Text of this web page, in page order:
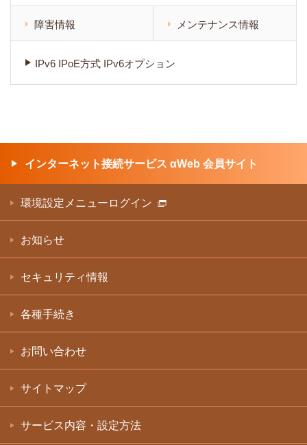
障害情報 メンテナンス情報
IPv6 IPoE方式 IPv6オプション
インターネット接続サービス αWeb 会員サイト
環境設定メニューログイン
お知らせ
セキュリティ情報
各種手続き
お問い合わせ
サイトマップ
サービス内容・設定方法